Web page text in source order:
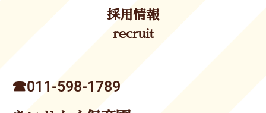
採用情報
recruit
☎︎011-598-1789